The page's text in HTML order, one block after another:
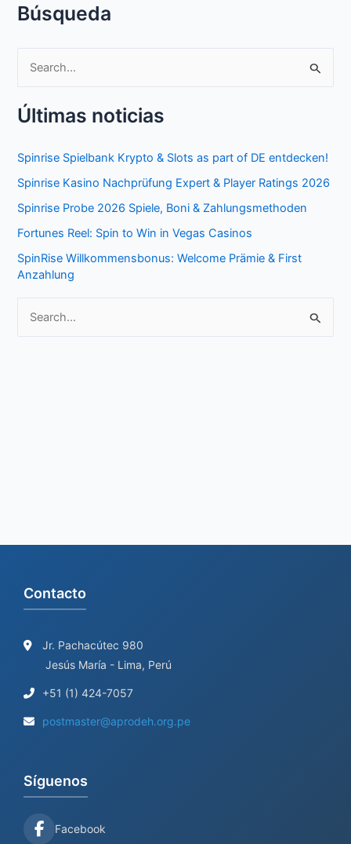
Búsqueda
a
c
h
f
o
r
:
Últimas noticias
Spinrise Spielbank Krypto & Slots as part of DE entdecken!
Spinrise Kasino Nachprüfung Expert & Player Ratings 2026
Spinrise Probe 2026 Spiele, Boni & Zahlungsmethoden
Fortunes Reel: Spin to Win in Vegas Casinos
SpinRise Willkommensbonus: Welcome Prämie & First
Anzahlung
Contacto
Jr. Pachacútec 980
Jesús María - Lima, Perú
+51 (1) 424-7057
postmaster@aprodeh.org.pe
Síguenos
Facebook